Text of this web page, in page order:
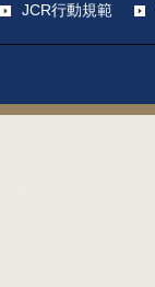
JCR行動規範